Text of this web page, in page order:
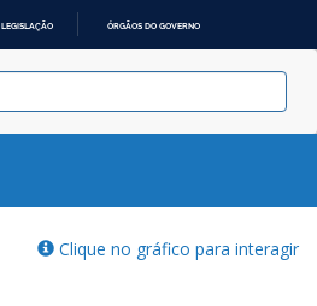
LEGISLAÇÃO ÓRGÃOS DO GOVERNO
Clique no gráfico para interagir